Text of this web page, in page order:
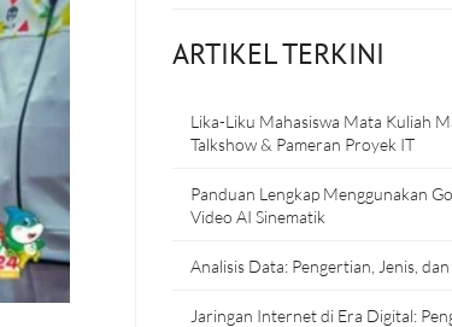
ARTIKEL TERKINI
Lika-Liku Mahasiswa Mata Kuliah
Talkshow & Pameran Proyek IT
Panduan Lengkap Menggunakan
Video AI Sinematik
Analisis Data: Pengertian, Jenis,
Jaringan Internet di Era Digital: